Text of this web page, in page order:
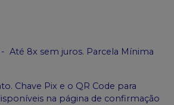
- Até 8x sem juros. Parcela Mínima
Chave Pix e o QR Code para
na página de confirmação